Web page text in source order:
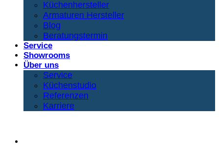
Küchenhersteller
Armaturen Hersteller
Blog
Beratungstermin
Service
Showrooms
Über uns
Service
Küchenstudio
Referenzen
Karriere